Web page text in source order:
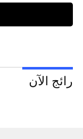
رائج الآن